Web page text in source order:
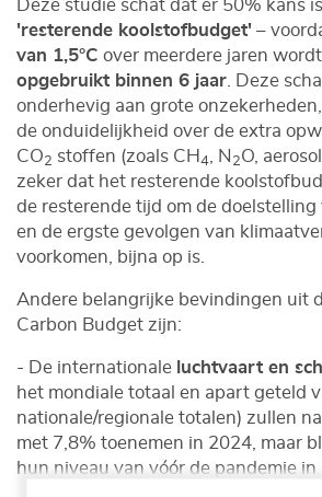
Deze studie schat dat er 50% kans
'resterende koolstofbudget' –
van 1,5°C over meerdere jaren
opgebruikt binnen 6 jaar . Deze
onderhevig aan grote
de onduidelijkheid over de extra
CO2 stoffen (zoals CH 4 , N 2O,
zeker dat het resterende
de resterende tijd om de doelstelling
en de ergste gevolgen van
voorkomen, bijna op is.
Andere belangrijke bevindingen uit
Carbon Budget zijn:
- De internationale luchtvaart en
het mondiale totaal en apart geteld
nationale/regionale totalen) zullen
met 7,8% toenemen in 2024, maar
hun niveau van vóór de pandemie in